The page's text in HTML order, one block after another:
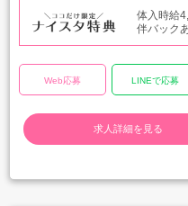
体入時給
伴バック
Web応募 LINEで応募
求人詳細を見る